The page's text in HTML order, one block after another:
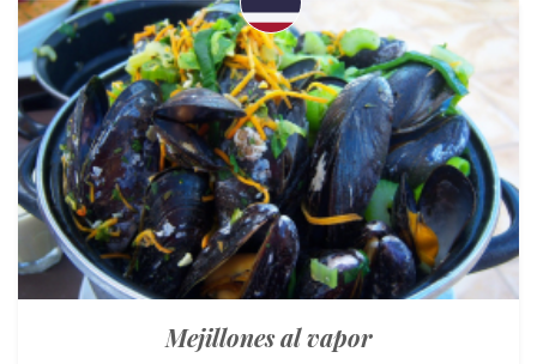
Mejillones al vapor